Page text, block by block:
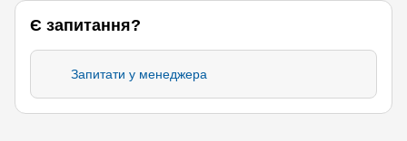
Є запитання?
Запитати у менеджера